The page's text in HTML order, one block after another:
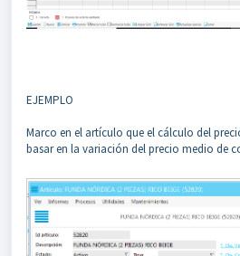
EJEMPLO
Marco en el artículo que el cálculo del
basar en la variación del precio medio de